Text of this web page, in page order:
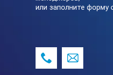
Одновременное измерение
(доп. опция)
Возможность индикации
или заполните форму